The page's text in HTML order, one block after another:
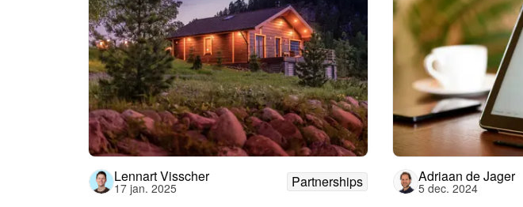
Lennart Visscher
17 jan. 2025
Partnerships
Adriaan de Jager
5 dec. 2024